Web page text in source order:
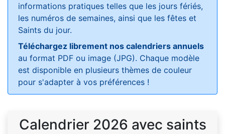
informations pratiques telles que les jours fériés,
les numéros de semaines, ainsi que les fêtes et
Saints du jour.
Téléchargez librement nos calendriers annuels
au format PDF ou image (JPG). Chaque modèle
est disponible en plusieurs thèmes de couleur
pour s'adapter à vos préférences !
Calendrier 2026 avec saints